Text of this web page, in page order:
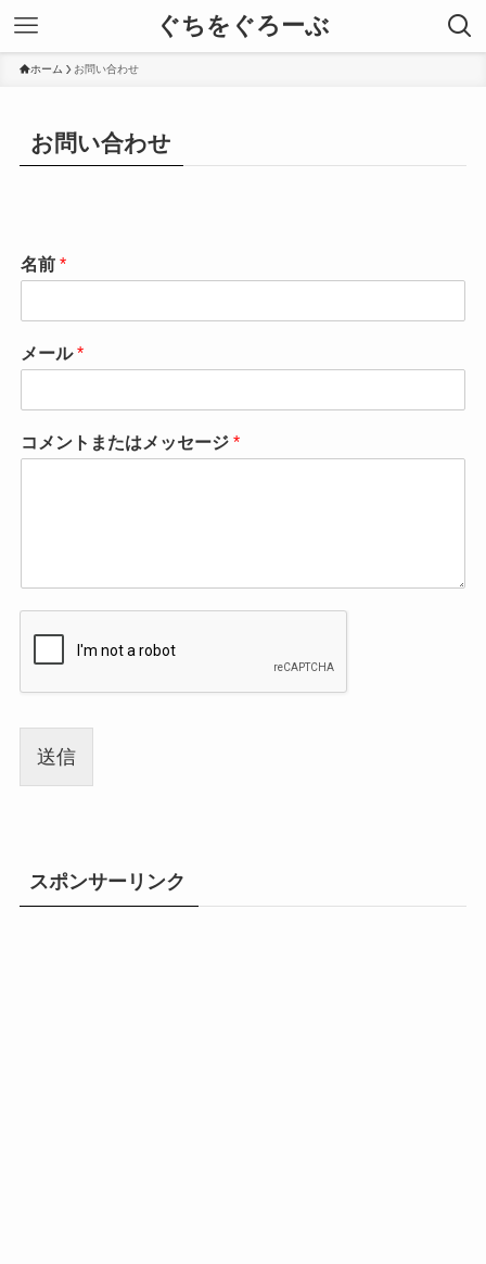
ぐちをぐろーぶ
ホーム お問い合わせ
お問い合わせ
名前 *
メール*
コメントまたはメッセージ *
送信
スポンサーリンク